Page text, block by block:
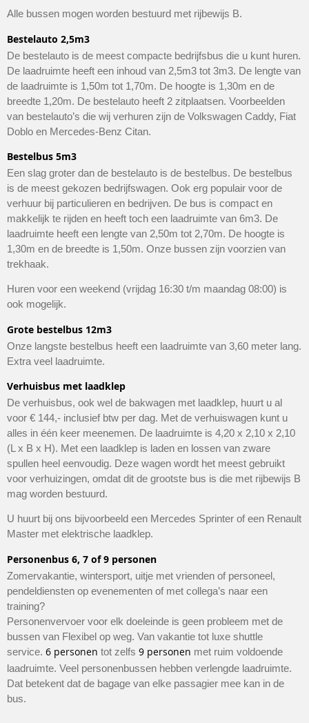
Alle bussen mogen worden bestuurd met rijbewijs B.
Bestelauto 2,5m3
De bestelauto is de meest compacte bedrijfsbus die u kunt huren.
De laadruimte heeft een inhoud van 2,5m3 tot 3m3. De lengte van
de laadruimte is 1,50m tot 1,70m. De hoogte is 1,30m en de
breedte 1,20m. De bestelauto heeft 2 zitplaatsen. Voorbeelden
van bestelauto’s die wij verhuren zijn de Volkswagen Caddy, Fiat
Doblo en Mercedes-Benz Citan.
Bestelbus 5m3
Een slag groter dan de bestelauto is de bestelbus. De bestelbus
is de meest gekozen bedrijfswagen. Ook erg populair voor de
verhuur bij particulieren en bedrijven. De bus is compact en
makkelijk te rijden en heeft toch een laadruimte van 6m3. De
laadruimte heeft een lengte van 2,50m tot 2,70m. De hoogte is
1,30m en de breedte is 1,50m. Onze bussen zijn voorzien van
trekhaak.
Huren voor een weekend (vrijdag 16:30 t/m maandag 08:00) is
ook mogelijk.
Grote bestelbus 12m3
Onze langste bestelbus heeft een laadruimte van 3,60 meter lang.
Extra veel laadruimte.
Verhuisbus met laadklep
De verhuisbus, ook wel de bakwagen met laadklep, huurt u al
voor € 144,- inclusief btw per dag. Met de verhuiswagen kunt u
alles in één keer meenemen. De laadruimte is 4,20 x 2,10 x 2,10
(L x B x H). Met een laadklep is laden en lossen van zware
spullen heel eenvoudig. Deze wagen wordt het meest gebruikt
voor verhuizingen, omdat dit de grootste bus is die met rijbewijs B
mag worden bestuurd.
U huurt bij ons bijvoorbeeld een Mercedes Sprinter of een Renault
Master met elektrische laadklep.
Personenbus 6, 7 of 9 personen
Zomervakantie, wintersport, uitje met vrienden of personeel,
pendeldiensten op evenementen of met collega’s naar een
training?
Personenvervoer voor elk doeleinde is geen probleem met de
bussen van Flexibel op weg. Van vakantie tot luxe shuttle
service. 6 personen tot zelfs 9 personen met ruim voldoende
laadruimte. Veel personenbussen hebben verlengde laadruimte.
Dat betekent dat de bagage van elke passagier mee kan in de
bus.